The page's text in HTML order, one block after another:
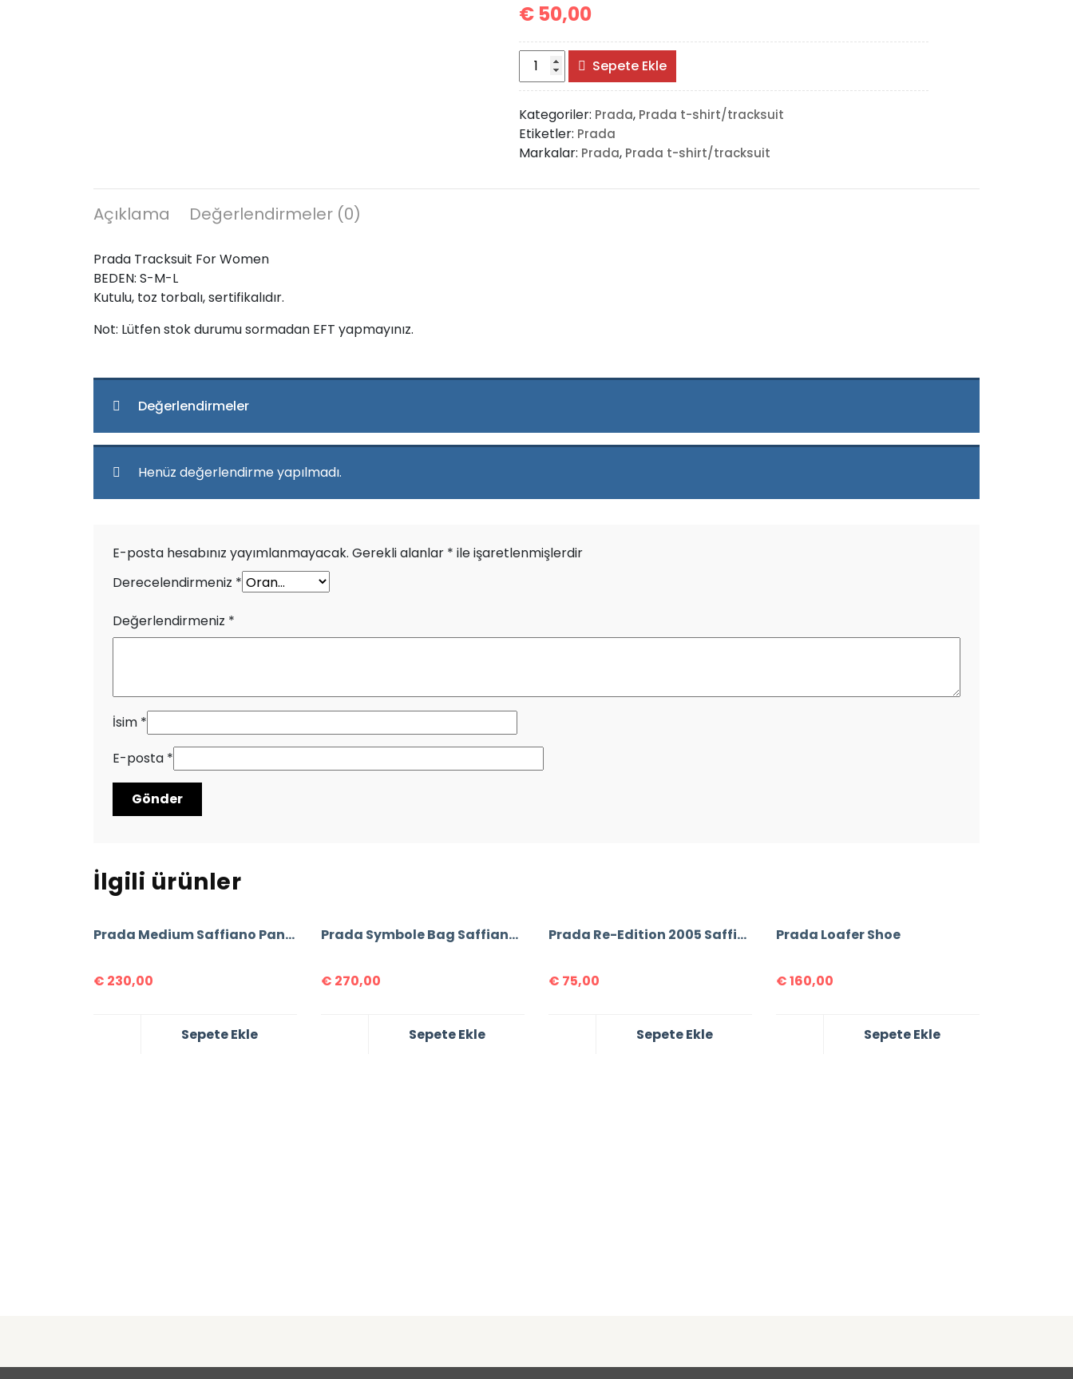
€50,00
Prada
Shorts
For
Women
adet
Sepete Ekle
Kategoriler: Prada, Prada t-shirt/tracksuit
Etiketler: Prada
Markalar: Prada, Prada t-shirt/tracksuit
Açıklama Değerlendirmeler (0)
Prada Tracksuit For Women
BEDEN: S-M-L
Kutulu, toz torbalı, sertifikalıdır.
Not: Lütfen stok durumu sormadan EFT yapmayınız.
Değerlendirmeler
Henüz değerlendirme yapılmadı.
E-posta hesabınız yayımlanmayacak. Gerekli alanlar * ile işaretlenmişlerdir
Derecelendirmeniz *
Değerlendirmeniz *
İsim *
E-posta *
İlgili ürünler
Prada Medium Saffiano Panier Bag
€ 230,00
Sepete Ekle
Prada Symbole Bag Saffiano Leather
€ 270,00
Sepete Ekle
Prada Re-Edition 2005 Saffiano Leather Bag
€ 75,00
Sepete Ekle
Prada Loafer Shoe
€160,00
Sepete Ekle